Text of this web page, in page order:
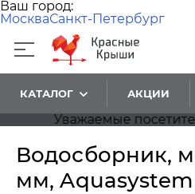
Ваш город:
МоскваСанкт-Петербург
КАТАЛОГ АКЦИИ
Уважаемые
Водосборник,
мм, Aquasystem